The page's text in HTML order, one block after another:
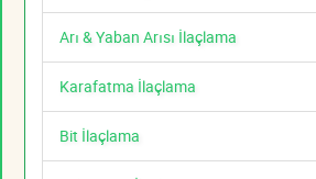
Arı & Yaban Arısı İlaçlama
Karafatma İlaçlama
Bit İlaçlama